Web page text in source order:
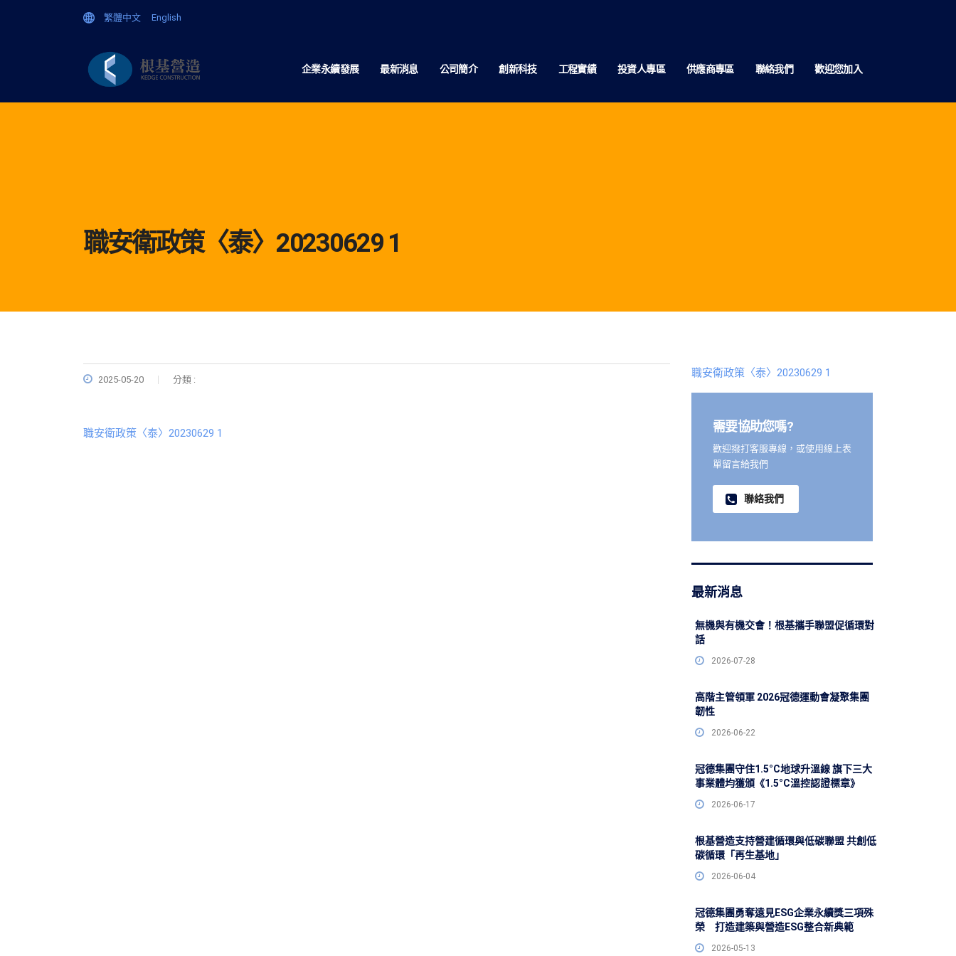
繁體中文 English
企業永續發展 最新消息 公司簡介 創新科技 工程實績 投資人專區 供應商專區 聯絡我們 歡迎您加入
職安衛政策〈泰〉20230629 1
2025-05-20 分類 :
職安衛政策〈泰〉20230629 1
職安衛政策〈泰〉20230629 1
需要協助您嗎?
歡迎撥打客服專線，或使用線上表
單留言給我們
聯絡我們
最新消息
無機與有機交會！根基攜手聯盟促循環對
話
2026-07-28
高階主管領軍 2026冠德運動會凝聚集團
韌性
2026-06-22
冠德集團守住1.5°C地球升溫線 旗下三大
事業體均獲頒《1.5°C溫控認證標章》
2026-06-17
根基營造支持營建循環與低碳聯盟 共創低
碳循環「再生基地」
2026-06-04
冠德集團勇奪遠見ESG企業永續獎三項殊
榮 打造建築與營造ESG整合新典範
2026-05-13